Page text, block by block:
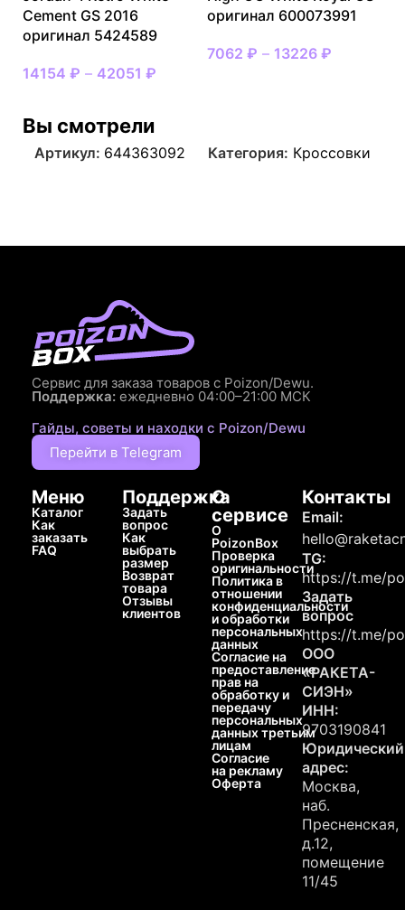
Cement GS 2016
оригинал 5424589
14154 ₽ – 42051 ₽
оригинал 600073991
7062 ₽ – 13226 ₽
Вы смотрели
Артикул: 644363092 Категория: Кроссовки
Сервис для заказа товаров с Poizon/Dewu.
Поддержка: ежедневно 04:00–21:00 МСК
Гайды, советы и находки с Poizon/Dewu
Перейти в Telegram
Меню
Каталог
Как
заказать
FAQ
Поддержка
Задать
вопрос
Как
выбрать
размер
Возврат
товара
Отзывы
клиентов
О
сервисе
О
PoizonBox
Проверка
оригинальности
Политика в
отношении
конфиденциальности
и обработки
персональных
данных
Согласие на
предоставление
прав на
обработку и
передачу
персональных
данных третьим
лицам
Согласие
на рекламу
Оферта
Контакты
Email:
TG:
https://t.me/
Задать
вопрос
https://t.me/
ООО
«РАКЕТА-
СИЭН»
ИНН:
9703190841
Юридический
адрес:
Москва,
наб.
Пресненская,
д.12,
помещение
11/45